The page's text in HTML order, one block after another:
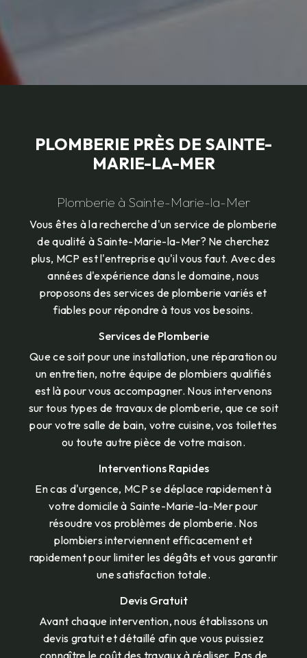
PLOMBERIE PRÈS DE SAINTE-
MARIE-LA-MER
Plomberie à Sainte-Marie-la-Mer
Vous êtes à la recherche d'un service de plomberie
de qualité à Sainte-Marie-la-Mer? Ne cherchez
plus, MCP est l'entreprise qu'il vous faut. Avec des
années d'expérience dans le domaine, nous
proposons des services de plomberie variés et
fiables pour répondre à tous vos besoins.
Services de Plomberie
Que ce soit pour une installation, une réparation ou
un entretien, notre équipe de plombiers qualifiés
est là pour vous accompagner. Nous intervenons
sur tous types de travaux de plomberie, que ce soit
pour votre salle de bain, votre cuisine, vos toilettes
ou toute autre pièce de votre maison.
Interventions Rapides
En cas d'urgence, MCP se déplace rapidement à
votre domicile à Sainte-Marie-la-Mer pour
résoudre vos problèmes de plomberie. Nos
plombiers interviennent efficacement et
rapidement pour limiter les dégâts et vous garantir
une satisfaction totale.
Devis Gratuit
Avant chaque intervention, nous établissons un
devis gratuit et détaillé afin que vous puissiez
connaître le coût des travaux à réaliser. Pas de